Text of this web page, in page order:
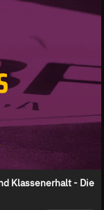
Klassenerhalt - Die